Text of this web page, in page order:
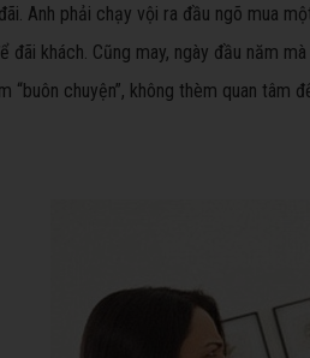
Anh phải chạy vội ra đầu ngõ mua
đãi khách. Cũng may, ngày đầu năm
“buôn chuyện”, không thèm quan